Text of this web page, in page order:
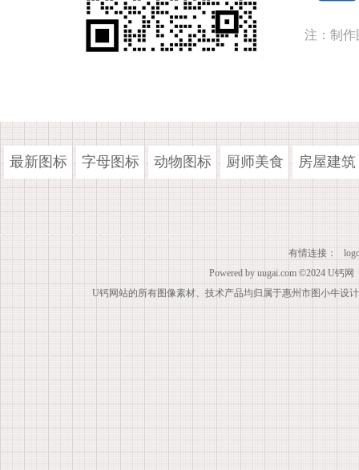
注：制作
最新图标 字母图标 动物图标 厨师美食 房屋建筑
有情连接：
Powered by uugai.com ©2024 U钙网
U钙网站的所有图像素材、技术产品均归属于惠州市图小牛设